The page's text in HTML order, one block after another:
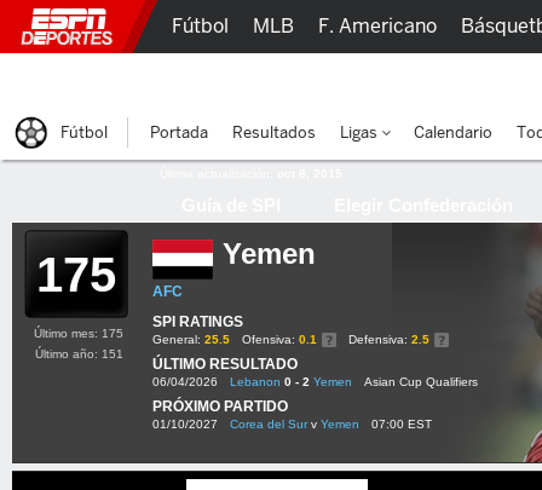
175 Yemen
AFC
SPI RATINGS
General: 25.5 Ofensiva: 0.1 Defensiva: 2.5
ÚLTIMO RESULTADO
06/04/2026 Lebanon 0 - 2 Yemen Asian Cup Qualifiers
PRÓXIMO PARTIDO
01/10/2027 Corea del Surv Yemen 07:00 EST
Último mes: 175
Último año: 151
Fútbol MLB F. Americano
Fútbol Portada Resultados Ligas Calendario